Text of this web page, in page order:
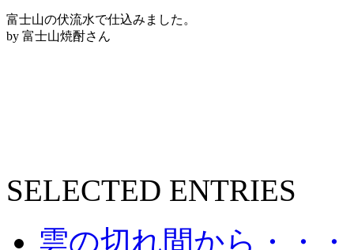
富士山の伏流水で仕込みました。
by 富士山焼酎さん
SELECTED ENTRIES
雲の切れ間から・・・